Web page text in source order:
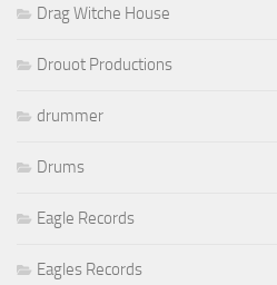
Drag Witche House
Drouot Productions
drummer
Drums
Eagle Records
Eagles Records